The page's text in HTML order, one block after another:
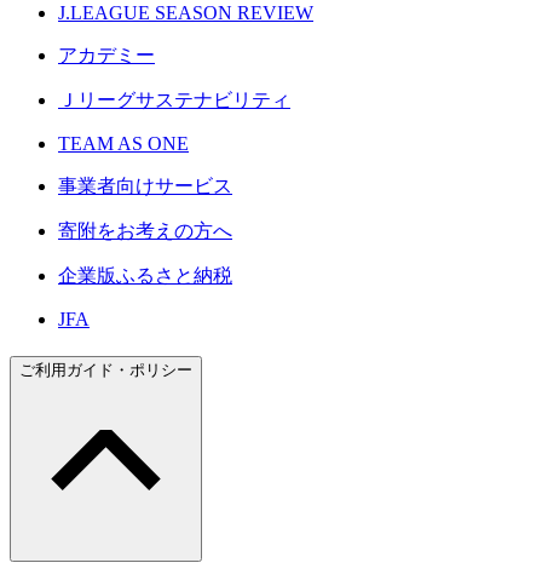
J.LEAGUE SEASON REVIEW
アカデミー
Ｊリーグサステナビリティ
TEAM AS ONE
事業者向けサービス
寄附をお考えの方へ
企業版ふるさと納税
JFA
ご利用ガイド・ポリシー